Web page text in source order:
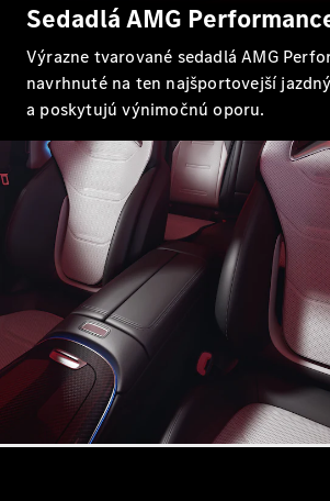
kupé
Mercedes-
AMG GT
4-dverové
kupé
Elektromobil
Vozidlá k
priamemu
odberu
Konfigurátor
Kabriolety/roadstery
Všetky
Kabriolety/roadstery
Sedadlá AMG
Výrazne tvarované sedadlá AMG
navrhnuté na ten najšportovejší
a poskytujú výnimočnú oporu.